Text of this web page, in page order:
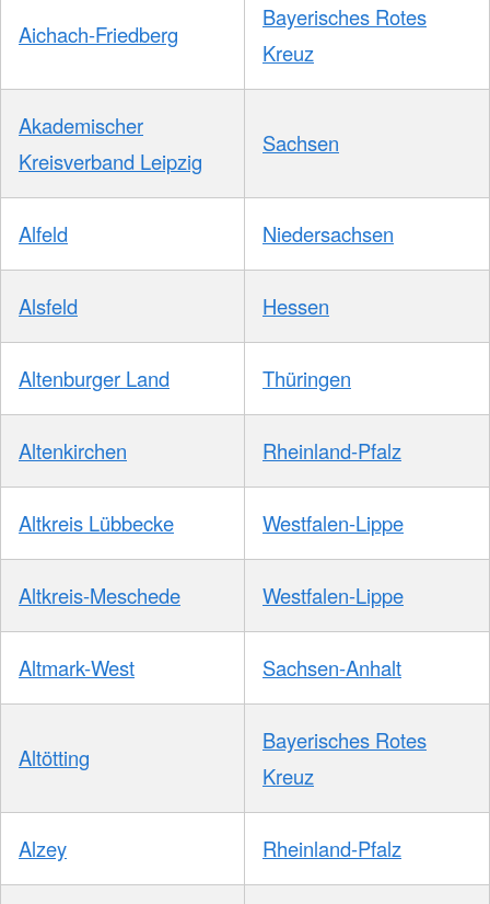
Aichach-Friedberg
Bayerisches Rotes
Kreuz
Akademischer
Kreisverband Leipzig
Sachsen
Alfeld Niedersachsen
Alsfeld Hessen
Altenburger Land Thüringen
Altenkirchen Rheinland-Pfalz
Altkreis Lübbecke Westfalen-Lippe
Altkreis-Meschede Westfalen-Lippe
Altmark-West Sachsen-Anhalt
Altötting
Bayerisches Rotes
Kreuz
Alzey Rheinland-Pfalz